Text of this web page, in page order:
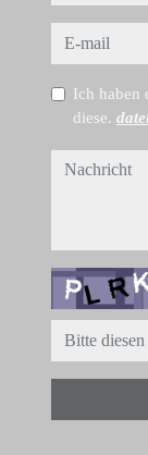
e-mail
Ich haben
diese.
nachricht
Captcha